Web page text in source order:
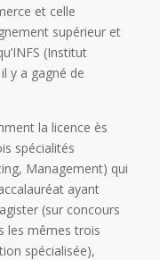
et celle
supérieur et
(Institut
y a gagné de
la licence ès
spécialités
Management) qui
ayant
(sur concours
les mêmes trois
spécialisée),